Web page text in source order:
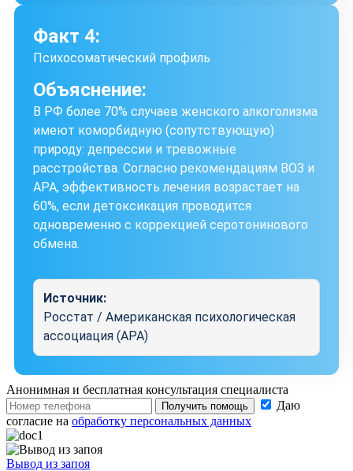
Факт 4:
Психосоматический профиль
Объяснение:
В РФ более 70% случаев женского алкоголизма
имеют коморбидную (сопутствующую)
природу: депрессии и тревожные
расстройства. Согласно рекомендациям ВОЗ и
APA, эффективность лечения возрастает на
60%, если детоксикация проводится
одновременно с коррекцией серотонинового
обмена.
Источник:
Росстат / Американская психологическая
ассоциация (APA)
Анонимная и бесплатная консультация специалиста
Получить помощь
Даю
согласие на обработку персональных данных
Вывод из запоя